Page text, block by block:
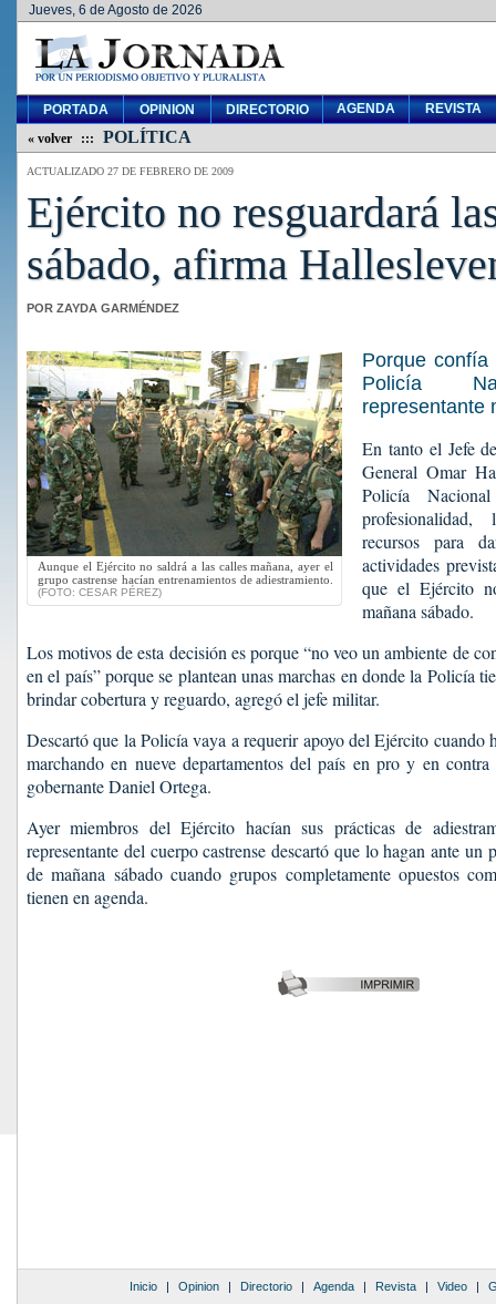
Jueves, 6 de Agosto de 2026
PORTADA OPINION DIRECTORIO AGENDA
REVISTA
« volver ::: POLÍTICA
ACTUALIZADO 27 DE FEBRERO DE 2009
Ejército no resguardará
sábado, afirma
POR ZAYDA GARMÉNDEZ
Aunque el Ejército no saldrá a las calles mañana, ayer el
grupo castrense hacían entrenamientos de adiestramiento.
(FOTO: CESAR PÉREZ)
Porque
Policía
representante
En tanto el Jefe
General Omar
Policía
recursos para
actividades
que el Ejército
mañana sábado.
Los motivos de esta decisión es porque “no veo un ambiente de
en el país” porque se plantean unas marchas en donde la Policía
brindar cobertura y reguardo, agregó el jefe militar.
Descartó que la Policía vaya a requerir apoyo del Ejército cuando
marchando en nueve departamentos del país en pro y en
gobernante Daniel Ortega.
Ayer miembros del Ejército hacían sus prácticas de
representante del cuerpo castrense descartó que lo hagan ante
de mañana sábado cuando grupos completamente opuestos
tienen en agenda.
Inicio | Opinion | Directorio | Agenda | Revista | Video |